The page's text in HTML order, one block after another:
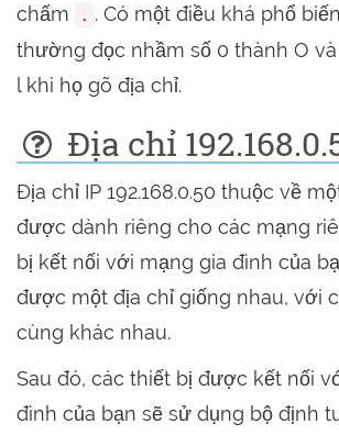
chấm
. . Có một điều khá phổ
thường đọc nhầm số 0 thành O
l khi họ gõ địa chỉ.
Địa chỉ
Địa chỉ IP 192.168.0.50 thuộc về
được dành riêng cho các mạng
bị kết nối với mạng gia đình của
được một địa chỉ giống nhau, với
cùng khác nhau.
Sau đó, các thiết bị được kết nối
đình của bạn sẽ sử dụng bộ định